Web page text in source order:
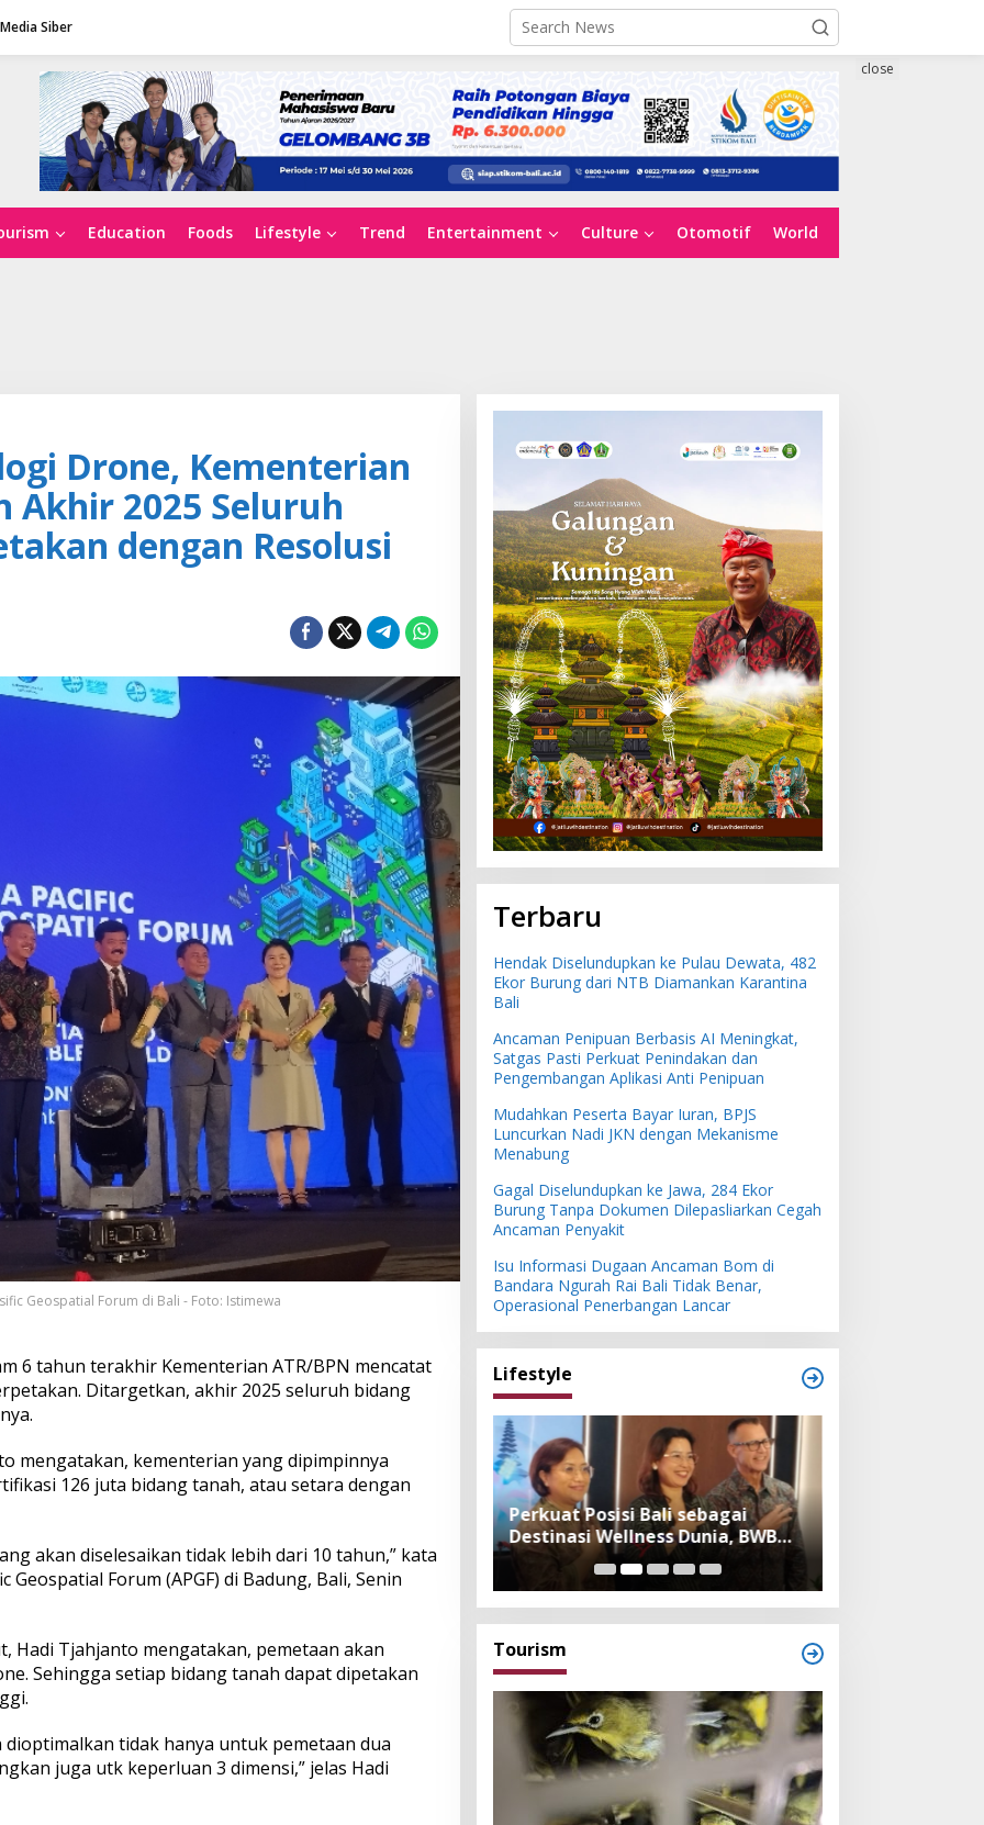
Siber
Education Foods Lifestyle Trend Entertainment Culture Otomotif World
close
Drone, Kementerian
Akhir 2025 Seluruh
dengan Resolusi
Geospatial Forum di Bali - Foto: Istimewa
6 tahun terakhir Kementerian ATR/BPN mencatat
Ditargetkan, akhir 2025 seluruh bidang
mengatakan, kementerian yang dipimpinnya
126 juta bidang tanah, atau setara dengan
akan diselesaikan tidak lebih dari 10 tahun,” kata
Geospatial Forum (APGF) di Badung, Bali, Senin
Hadi Tjahjanto mengatakan, pemetaan akan
Sehingga setiap bidang tanah dapat dipetakan
tidak hanya untuk pemetaan dua
juga utk keperluan 3 dimensi,” jelas Hadi
Terbaru
Hendak Diselundupkan ke Pulau Dewata, 482
Ekor Burung dari NTB Diamankan Karantina
Bali
Ancaman Penipuan Berbasis AI Meningkat,
Satgas Pasti Perkuat Penindakan dan
Pengembangan Aplikasi Anti Penipuan
Mudahkan Peserta Bayar Iuran, BPJS
Luncurkan Nadi JKN dengan Mekanisme
Menabung
Gagal Diselundupkan ke Jawa, 284 Ekor
Burung Tanpa Dokumen Dilepasliarkan Cegah
Ancaman Penyakit
Isu Informasi Dugaan Ancaman Bom di
Bandara Ngurah Rai Bali Tidak Benar,
Operasional Penerbangan Lancar
Lifestyle
Village Grand Outlet Bali Resmi
Dibuka di KEK Kura Kura
Perkuat Posisi Bali sebagai
Destinasi Wellness Dunia, BWB
Expo 2026 Hadirkan Exhibitor
Nasional dan Global
Tourism